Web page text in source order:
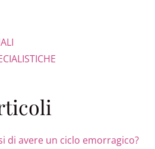
di avere un ciclo emorragico?